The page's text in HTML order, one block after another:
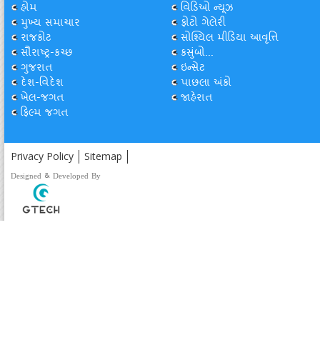
હોમ
મુખ્ય સમાચાર
રાજકોટ
સૌરાષ્ટ્ર-કચ્છ
ગુજરાત
દેશ-વિદેશ
ખેલ-જગત
ફિલ્મ જગત
વિડિઓ ન્યૂઝ
ફોટો ગેલેરી
સોશ્યિલ મીડિયા આવૃત્તિ
કસુંબો...
ઇન્સેટ
પાછલા અંકો
જાહેરાત
Privacy Policy Sitemap
Designed & Developed By